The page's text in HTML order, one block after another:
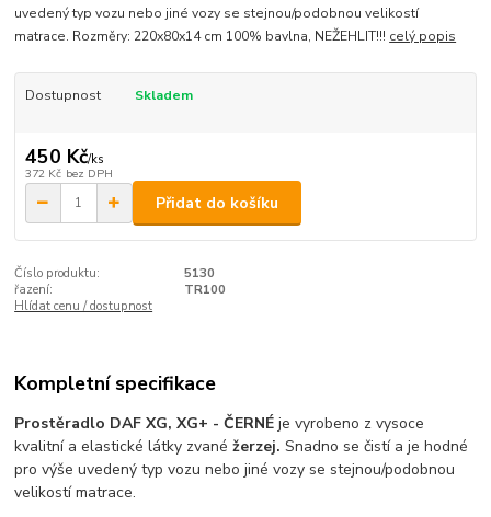
uvedený typ vozu nebo jiné vozy se stejnou/podobnou velikostí
matrace. Rozměry: 220x80x14 cm 100% bavlna, NEŽEHLIT!!! celý popis
Dostupnost Skladem
450 Kč/ks
372 Kč bez DPH
Přidat do košíku
Číslo produktu:
5130
řazení:
TR100
Hlídat cenu / dostupnost
Kompletní specifikace
Prostěradlo DAF XG, XG+ - ČERNÉ je vyrobeno z vysoce
kvalitní a elastické látky zvanéžerzej.Snadno se čistí a je hodné
pro výše uvedený typ vozu nebo jiné vozy se stejnou/podobnou
velikostí matrace.